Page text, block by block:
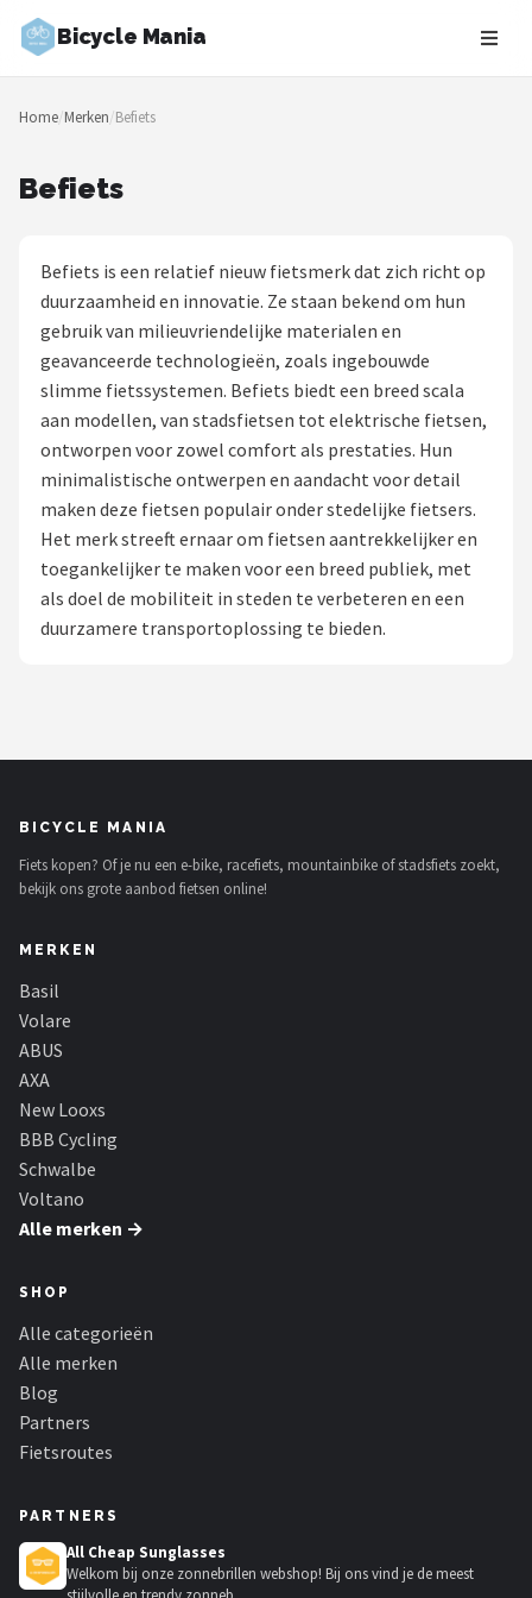
Bicycle Mania
Zoeken
NAVIGATIE
Blog
Fietsroutes
Kinderfietsen
Stadsfietsen
Elektrische fietsen
Mountainbikes
Shop
ABUS
AXA
New Looxs
BBB Cycling
Schwalbe
Voltano
Shimano
Home/Merken/Befiets
Befiets
Befiets is een relatief nieuw fietsmerk dat zich richt op
duurzaamheid en innovatie. Ze staan bekend om hun
gebruik van milieuvriendelijke materialen en
geavanceerde technologieën, zoals ingebouwde
slimme fietssystemen. Befiets biedt een breed scala
aan modellen, van stadsfietsen tot elektrische fietsen,
ontworpen voor zowel comfort als prestaties. Hun
minimalistische ontwerpen en aandacht voor detail
maken deze fietsen populair onder stedelijke fietsers.
Het merk streeft ernaar om fietsen aantrekkelijker en
toegankelijker te maken voor een breed publiek, met
als doel de mobiliteit in steden te verbeteren en een
duurzamere transportoplossing te bieden.
BICYCLE MANIA
Fiets kopen? Of je nu een e-bike, racefiets, mountainbike of stadsfiets zoekt,
bekijk ons grote aanbod fietsen online!
MERKEN
Basil
Volare
ABUS
AXA
New Looxs
BBB Cycling
Schwalbe
Voltano
Alle merken →
SHOP
Alle categorieën
Alle merken
Blog
Partners
Fietsroutes
PARTNERS
All Cheap Sunglasses
Welkom bij onze zonnebrillen webshop! Bij ons vind je de meest